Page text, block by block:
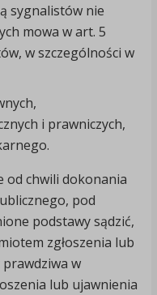
sygnalistów nie
mowa w art. 5
w szczególności w
i prawniczych,
od chwili dokonania
pod
podstawy sądzić,
zgłoszenia lub
w
lub ujawnienia